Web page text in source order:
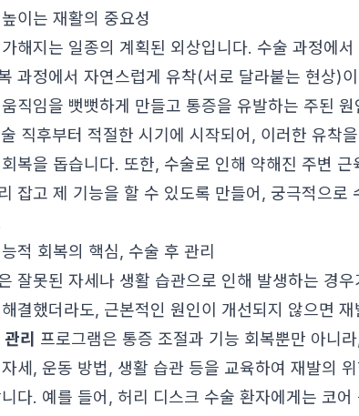
이는 재활의 중요성
해지는 일종의 계획된 외상입니다. 수술 과정에
과정에서 자연스럽게 유착(서로 달라붙는 현상)
직임을 뻣뻣하게 만들고 통증을 유발하는 주된
직후부터 적절한 시기에 시작되어, 이러한 유착
복을 돕습니다. 또한, 수술로 인해 약해진 주변
잡고 제 기능을 할 수 있도록 만들어, 궁극적으로
적 회복의 핵심, 수술 후 관리
잘못된 자세나 생활 습관으로 인해 발생하는 경
결했더라도, 근본적인 원인이 개선되지 않으면 재
리 프로그램은 통증 조절과 기능 회복뿐만 아니
세, 운동 방법, 생활 습관 등을 교육하여 재발의
다. 예를 들어, 허리 디스크 수술 환자에게는 코